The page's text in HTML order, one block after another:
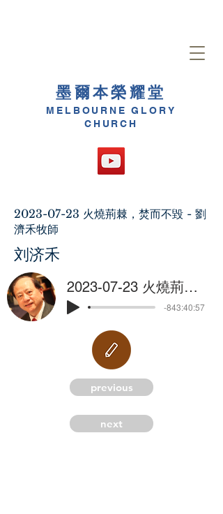
墨爾本榮耀堂
MELBOURNE GLORY
CHURCH
M
G
2023-07-23 火燒荊棘，焚而不毀 - 劉
濟禾牧師
刘济禾
2023-07-23 火燒荊棘，焚而不毀 - 劉濟禾牧師
-843:40:57
previous
next